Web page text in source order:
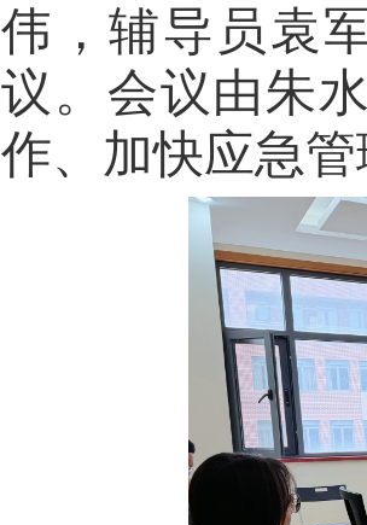
伟，辅导员袁
议。会议由朱
作、加快应急